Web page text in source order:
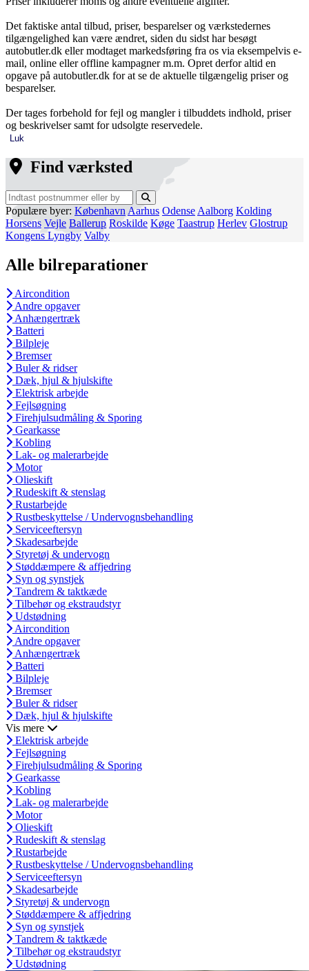
Det faktiske antal tilbud, priser, besparelser og værkstedernes
tilgængelighed kan være ændret, siden du sidst har besøgt
autobutler.dk eller modtaget markedsføring fra os via eksempelvis e-
mail, online eller offline kampagner m.m. Opret derfor altid en
opgave på autobutler.dk for at se de aktuelle tilgængelig priser og
besparelser.
Der tages forbehold for fejl og mangler i tilbuddets indhold, priser
og beskrivelser samt for udsolgte reservedele.
Luk
Find værksted
Populære byer: København Aarhus Odense Aalborg Kolding
Horsens Vejle Ballerup Roskilde Køge Taastrup Herlev Glostrup
Kongens Lyngby Valby
Alle bilreparationer
Aircondition
Andre opgaver
Anhængertræk
Batteri
Bilpleje
Bremser
Buler & ridser
Dæk, hjul & hjulskifte
Elektrisk arbejde
Fejlsøgning
Firehjulsudmåling & Sporing
Gearkasse
Kobling
Lak- og malerarbejde
Motor
Olieskift
Rudeskift & stenslag
Rustarbejde
Rustbeskyttelse / Undervognsbehandling
Serviceeftersyn
Skadesarbejde
Styretøj & undervogn
Støddæmpere & affjedring
Syn og synstjek
Tandrem & taktkæde
Tilbehør og ekstraudstyr
Udstødning
Aircondition
Andre opgaver
Anhængertræk
Batteri
Bilpleje
Bremser
Buler & ridser
Dæk, hjul & hjulskifte
Vis mere
Elektrisk arbejde
Fejlsøgning
Firehjulsudmåling & Sporing
Gearkasse
Kobling
Lak- og malerarbejde
Motor
Olieskift
Rudeskift & stenslag
Rustarbejde
Rustbeskyttelse / Undervognsbehandling
Serviceeftersyn
Skadesarbejde
Styretøj & undervogn
Støddæmpere & affjedring
Syn og synstjek
Tandrem & taktkæde
Tilbehør og ekstraudstyr
Udstødning